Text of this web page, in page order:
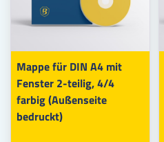
Mappe für DIN A4 mit
Fenster 2-teilig, 4/4
farbig (Außenseite
bedruckt)